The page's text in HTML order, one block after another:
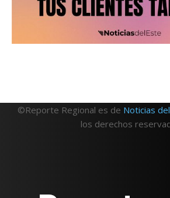
©Reporte Regional es de Noticias
los derechos